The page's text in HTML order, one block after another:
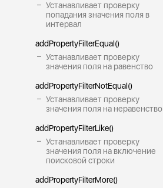
Устанавливает проверку
попадания значения поля в
интервал
addPropertyFilterEqual()
Устанавливает проверку
значения поля на равенство
addPropertyFilterNotEqual()
Устанавливает проверку
значения поля на неравенство
addPropertyFilterLike()
Устанавливает проверку
значения поля на включение
поисковой строки
addPropertyFilterMore()